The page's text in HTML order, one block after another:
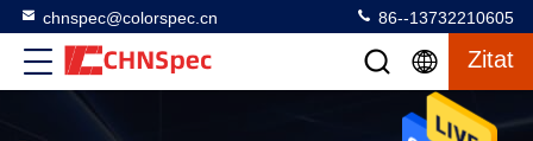
chnspec@colorspec.cn 86--13732210605
Zitat